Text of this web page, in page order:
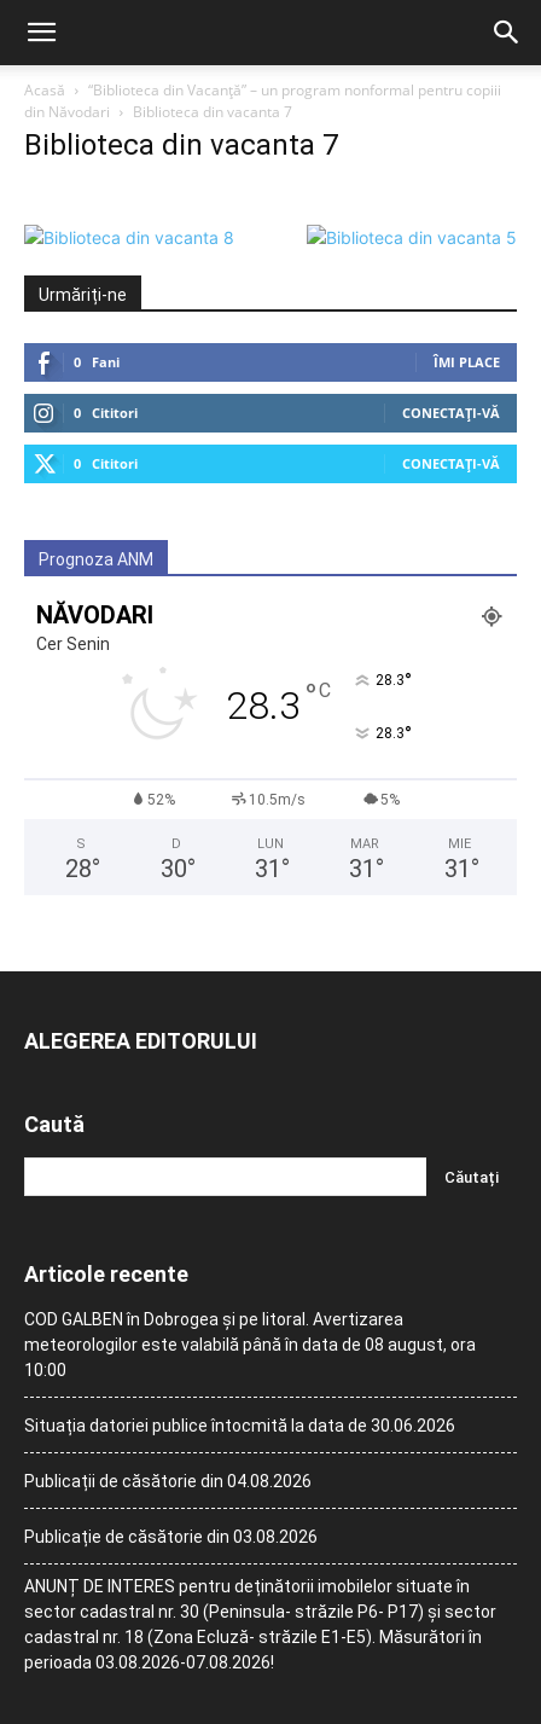
Acasă
“Biblioteca din Vacanță” – un program nonformal pentru copiii
din Năvodari
Biblioteca din vacanta 7
Biblioteca din vacanta 7
Urmăriți-ne
0 Fani ÎMI PLACE
0 Cititori CONECTAȚI-VĂ
0 Cititori CONECTAȚI-VĂ
Prognoza ANM
NĂVODARI
Cer Senin
28.3 °C 28.3°
28.3°
52% 10.5m/s 5%
S
28°
D
30°
LUN
31 °
MAR
31 °
MIE
31 °
ALEGEREA EDITORULUI
Caută
Articole recente
COD GALBEN în Dobrogea și pe litoral. Avertizarea
meteorologilor este valabilă până în data de 08 august, ora
10:00
Situația datoriei publice întocmită la data de 30.06.2026
Publicații de căsătorie din 04.08.2026
Publicație de căsătorie din 03.08.2026
ANUNȚ DE INTERES pentru deținătorii imobilelor situate în
sector cadastral nr. 30 (Peninsula- străzile P6- P17) și sector
cadastral nr. 18 (Zona Ecluză- străzile E1-E5). Măsurători în
perioada 03.08.2026-07.08.2026!